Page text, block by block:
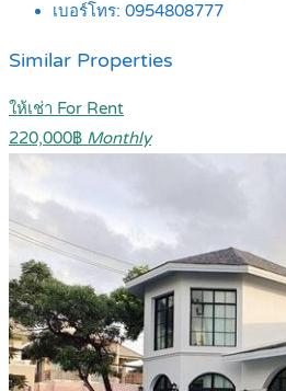
เบอร์โทร: 0954808777
Similar Properties
ให้เช่า For Rent
220,000฿ Monthly